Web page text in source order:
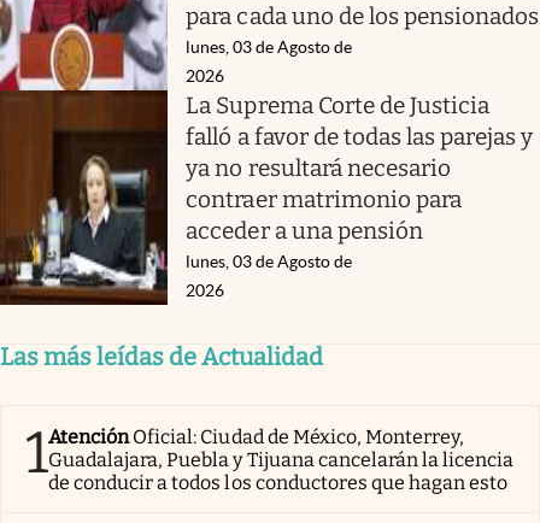
para cada uno de los pensionados
lunes, 03 de Agosto de
2026
La Suprema Corte de Justicia
falló a favor de todas las parejas y
ya no resultará necesario
contraer matrimonio para
acceder a una pensión
lunes, 03 de Agosto de
2026
Las más leídas de Actualidad
1AtenciónOficial: Ciudad de México, Monterrey,
Guadalajara, Puebla y Tijuana cancelarán la licencia
de conducir a todos los conductores que hagan esto